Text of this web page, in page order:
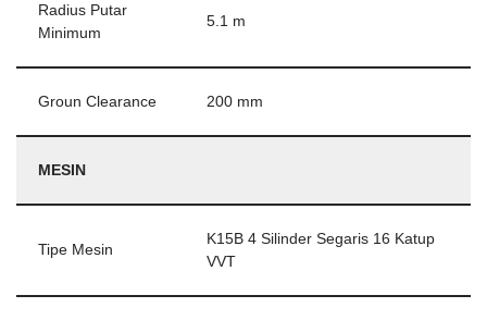
Radius Putar
Minimum
5.1 m
Groun Clearance 200 mm
MESIN
Tipe Mesin
K15B 4 Silinder Segaris 16 Katup
VVT